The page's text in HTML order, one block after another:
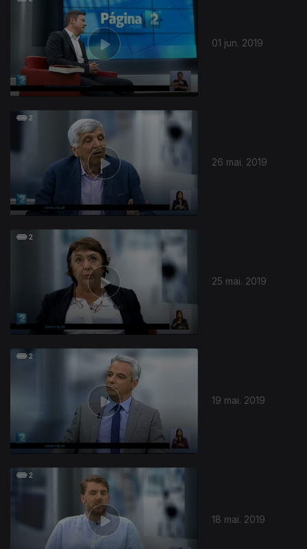
01 jun. 2019
26 mai. 2019
25 mai. 2019
19 mai. 2019
18 mai. 2019
407733